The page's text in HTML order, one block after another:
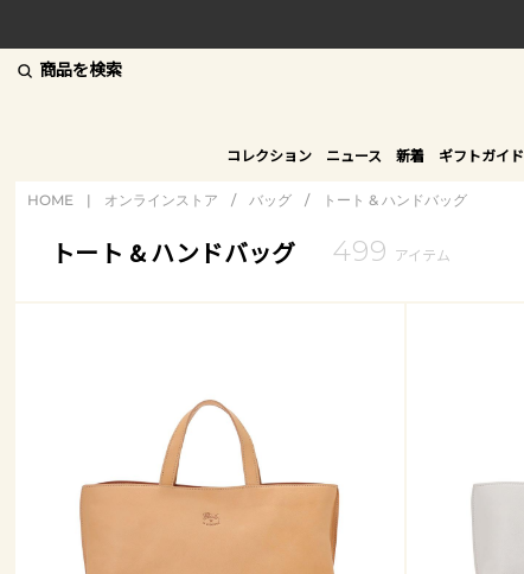
商品を検索
コレクション ニュース 新着 ギフトガイド
HOME | オンラインストア / バッグ / トート & ハンドバッグ
トート & ハンドバッグ 499 アイテム